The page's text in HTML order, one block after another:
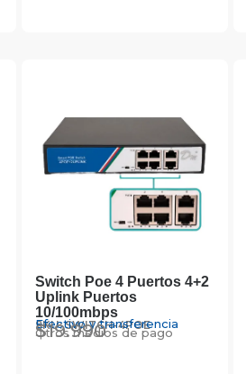
Switch Poe 4 Puertos 4+2
Uplink Puertos
10/100mbps
SKU: SWITCH-4POE
Efectivo y transferencia
$19.990
Otros medios de pago